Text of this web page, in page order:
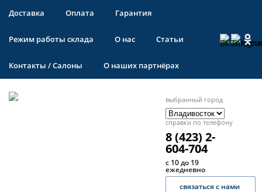
Доставка Оплата Гарантия
Режим работы склада О нас Статьи
Контакты / Салоны О наших партнёрах
выбранный город
справки по телефону
8 (423) 2-
604-704
с 10 до 19
ежедневно
связаться с нами